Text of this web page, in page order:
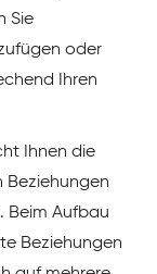
Sie
oder
Ihren
Ihnen die
Beziehungen
Beim Aufbau
Beziehungen